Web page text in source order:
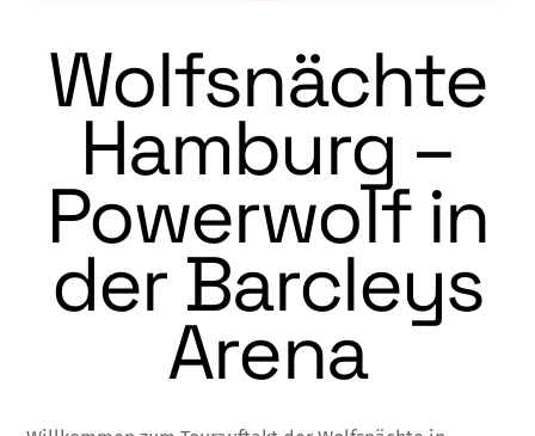
Wolfsnächte
Hamburg –
Powerwolf in
der Barcleys
Arena